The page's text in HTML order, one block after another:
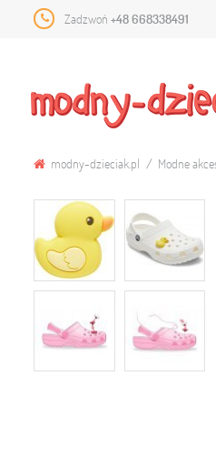
Zadzwoń +48 668338491
modny-dzieciak.pl Modne